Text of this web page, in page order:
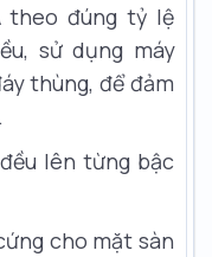
theo đúng tỷ lệ
sử dụng máy
thùng, để đảm
lên từng bậc
cho mặt sàn